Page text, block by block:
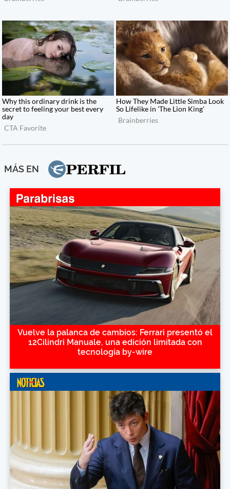
MÁS EN
Vuelve la palanca de cambios: Ferrari presentó el
12Cilindri Manuale, una edición limitada con
tecnología by-wire